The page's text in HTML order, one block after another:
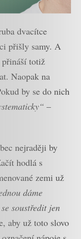
dvacítce
přišly samy. A
přináší totiž
Naopak na
by se do nich
–
nejraději by
hodlá s
zemi už
dáme
soustředit jen
aby už toto slovo